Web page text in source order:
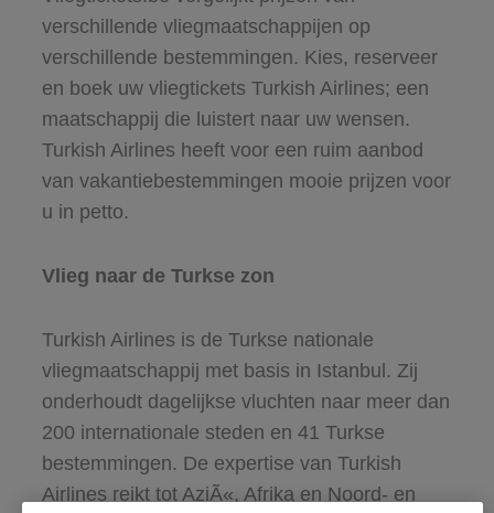
verschillende vliegmaatschappijen op
verschillende bestemmingen. Kies, reserveer
en boek uw vliegtickets Turkish Airlines; een
maatschappij die luistert naar uw wensen.
Turkish Airlines heeft voor een ruim aanbod
van vakantiebestemmingen mooie prijzen voor
u in petto.
Vlieg naar de Turkse zon
Turkish Airlines is de Turkse nationale
vliegmaatschappij met basis in Istanbul. Zij
onderhoudt dagelijkse vluchten naar meer dan
200 internationale steden en 41 Turkse
bestemmingen. De expertise van Turkish
Airlines reikt tot AziÃ«, Afrika en Noord- en